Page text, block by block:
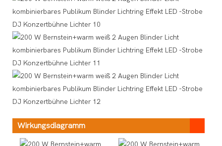
Wirkungsdiagramm